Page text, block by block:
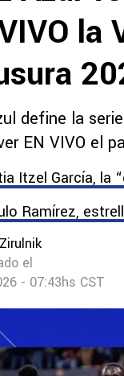
la
define la
EN VIVO el
Itzel García, la
Ramírez,
el
- 07:43hs CST